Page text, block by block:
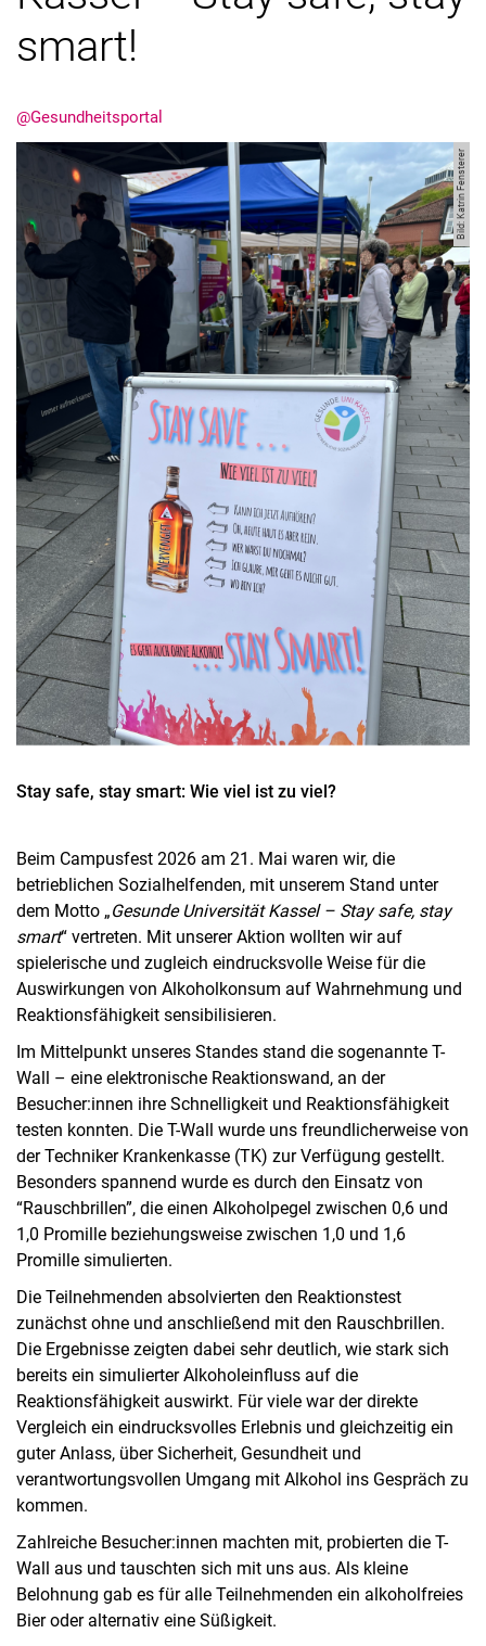
smart!
@Gesundheitsportal
Bild: Katrin Fensterer
Stay safe, stay smart: Wie viel ist zu viel?
Beim Campusfest 2026 am 21. Mai waren wir, die
betrieblichen Sozialhelfenden, mit unserem Stand unter
dem Motto „Gesunde Universität Kassel – Stay safe, stay
smart“ vertreten. Mit unserer Aktion wollten wir auf
spielerische und zugleich eindrucksvolle Weise für die
Auswirkungen von Alkoholkonsum auf Wahrnehmung und
Reaktionsfähigkeit sensibilisieren.
Im Mittelpunkt unseres Standes stand die sogenannte T-
Wall – eine elektronische Reaktionswand, an der
Besucher:innen ihre Schnelligkeit und Reaktionsfähigkeit
testen konnten. Die T-Wall wurde uns freundlicherweise von
der Techniker Krankenkasse (TK) zur Verfügung gestellt.
Besonders spannend wurde es durch den Einsatz von
“Rauschbrillen”, die einen Alkoholpegel zwischen 0,6 und
1,0 Promille beziehungsweise zwischen 1,0 und 1,6
Promille simulierten.
Die Teilnehmenden absolvierten den Reaktionstest
zunächst ohne und anschließend mit den Rauschbrillen.
Die Ergebnisse zeigten dabei sehr deutlich, wie stark sich
bereits ein simulierter Alkoholeinfluss auf die
Reaktionsfähigkeit auswirkt. Für viele war der direkte
Vergleich ein eindrucksvolles Erlebnis und gleichzeitig ein
guter Anlass, über Sicherheit, Gesundheit und
verantwortungsvollen Umgang mit Alkohol ins Gespräch zu
kommen.
Zahlreiche Besucher:innen machten mit, probierten die T-
Wall aus und tauschten sich mit uns aus. Als kleine
Belohnung gab es für alle Teilnehmenden ein alkoholfreies
Bier oder alternativ eine Süßigkeit.